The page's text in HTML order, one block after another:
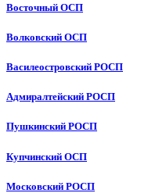
Восточный ОСП
Волковский ОСП
Василеостровский РОСП
Адмиралтейский РОСП
Пушкинский РОСП
Купчинский ОСП
Московский РОСП